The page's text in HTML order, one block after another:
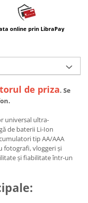
online prin LibraPay
de priza. Se
universal ultra-
de baterii Li-Ion
tip AA/AAA
fotografi, vloggeri și
și fiabilitate într-un